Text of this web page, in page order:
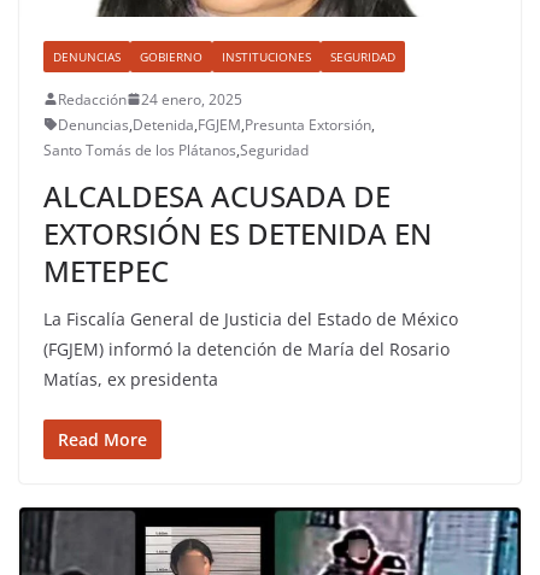
DENUNCIAS GOBIERNO INSTITUCIONES SEGURIDAD
Redacción
24 enero, 2025
Denuncias,Detenida,FGJEM,Presunta Extorsión,
Santo Tomás de los Plátanos,Seguridad
ALCALDESA ACUSADA DE
EXTORSIÓN ES DETENIDA EN
METEPEC
La Fiscalía General de Justicia del Estado de México
(FGJEM) informó la detención de María del Rosario
Matías, ex presidenta
Read More